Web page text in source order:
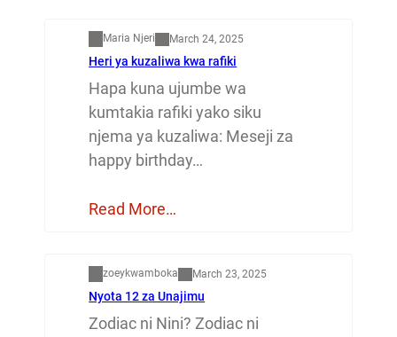
Maria Njeri March 24, 2025
Heri ya kuzaliwa kwa rafiki
Hapa kuna ujumbe wa
kumtakia rafiki yako siku
njema ya kuzaliwa: Meseji za
happy birthday…
Read More…
zoeykwamboka March 23, 2025
Nyota 12 za Unajimu
Zodiac ni Nini? Zodiac ni